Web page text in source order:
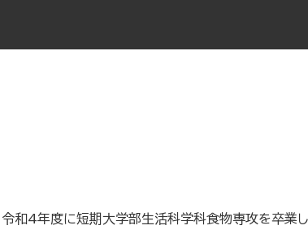
令和4年度に短期大学部生活科学科食物専攻を卒業